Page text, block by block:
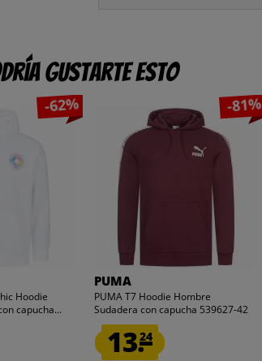
gustarte esto
-62%
Hoodie
capucha...
-81%
PUMA
PUMA T7 Hoodie Hombre
Sudadera con capucha 539627-42
13.24